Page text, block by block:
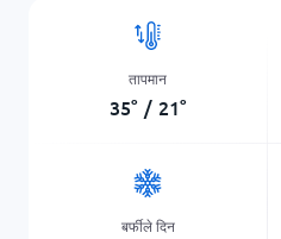
तापमान
35° / 21°
बर्फीले दिन